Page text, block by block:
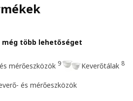
még több lehetőséget
mérőeszközök 9 Keverőtálak 8
és mérőeszközök